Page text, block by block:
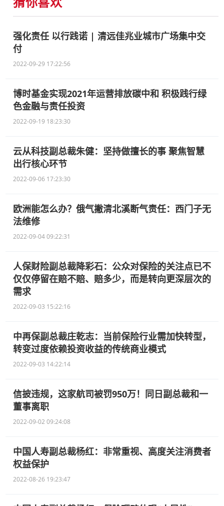
强化责任 以行践诺 | 清远佳兆业城市广场集中交
付
2022-09-29 17:22:56
博时基金实现2021年运营排放碳中和 积极践行绿
色金融与责任投资
2022-09-19 18:23:30
云从科技副总裁朱健：坚持做擅长的事 聚焦智慧
出行核心环节
2022-09-06 17:23:30
欧洲能怎么办？俄气撇清北溪断气责任：西门子无
法维修
2022-09-04 09:22:31
人保财险副总裁降彩石：公众对保险的关注点已不
仅仅停留在赔不赔、赔多少，而是转向更深层次的
需求
2022-09-03 15:22:16
中再保副总裁庄乾志：当前保险行业需加快转型，
转变过度依赖投资收益的传统商业模式
2022-09-03 14:22:14
信披违规，这家航司被罚950万！同日副总裁和一
董事离职
2022-09-02 09:24:08
中国人寿副总裁杨红：非常重视、高度关注消费者
权益保护
2022-08-26 19:23:47